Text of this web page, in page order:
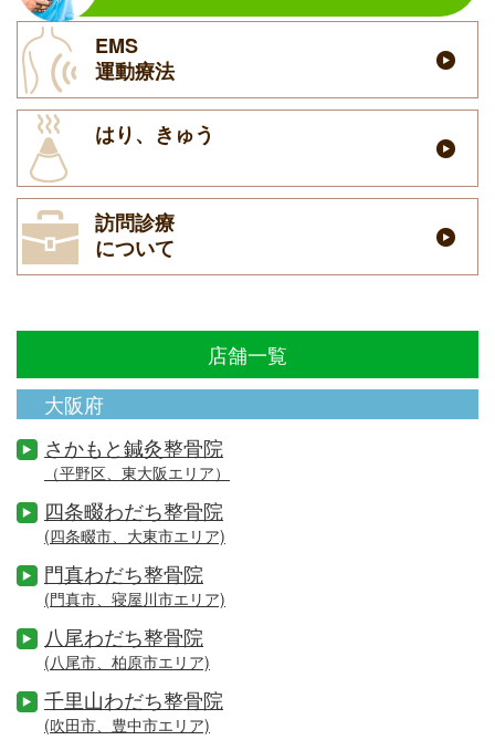
EMS
運動療法
はり、きゅう
訪問診療
について
店舗一覧
大阪府
さかもと鍼灸整骨院
（平野区、東大阪エリア）
四条畷わだち整骨院
(四条畷市、大東市エリア)
門真わだち整骨院
(門真市、寝屋川市エリア)
八尾わだち整骨院
(八尾市、柏原市エリア)
千里山わだち整骨院
(吹田市、豊中市エリア)